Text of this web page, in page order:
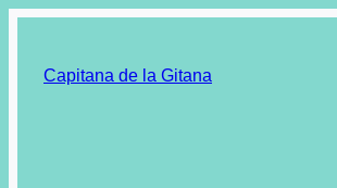
springen
Capitana de la Gitana